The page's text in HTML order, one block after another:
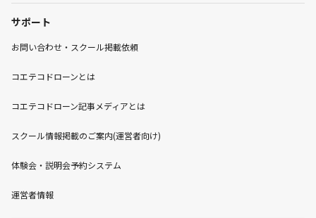
サポート
お問い合わせ・スクール掲載依頼
コエテコドローンとは
コエテコドローン記事メディアとは
スクール情報掲載のご案内(運営者向け)
体験会・説明会予約システム
運営者情報